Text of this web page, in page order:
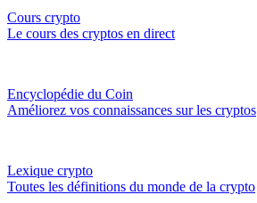
Cours crypto
Le cours des cryptos en direct
Encyclopédie du Coin
Améliorez vos connaissances sur les cryptos
Lexique crypto
Toutes les définitions du monde de la crypto